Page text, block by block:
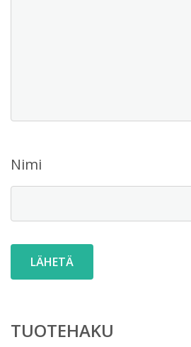
Nimi
TUOTEHAKU